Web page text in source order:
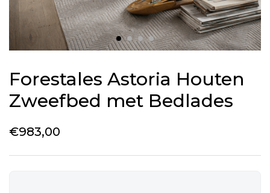
Forestales Astoria Houten
Zweefbed met Bedlades
€983,00